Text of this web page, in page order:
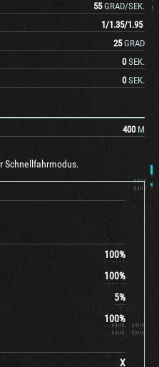
100%
100%
5%
100%
X
55 GRAD/SEK.
1/1.35/1.95
25 GRAD
0 SEK.
0 SEK.
400 M
Schnellfahrmodus.